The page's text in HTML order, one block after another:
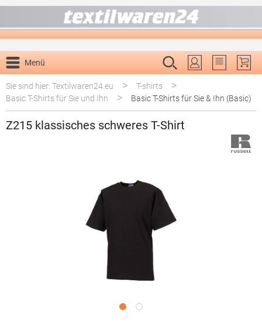
Menü
Du hast 0
Sie sind hier: Textilwaren24.eu
> T-shirts >
Basic T-Shirts für Sie und Ihn > Basic T-Shirts für Sie & Ihn (Basic)
Z215 klassisches schweres T-Shirt